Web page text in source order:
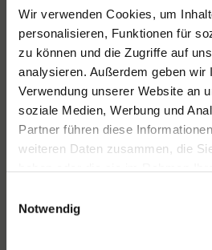
Wir verwenden Cookies, um
personalisieren, Funktionen für
zu können und die Zugriffe auf
analysieren. Außerdem geben wir
Verwendung unserer Website an
soziale Medien, Werbung und
Partner führen diese
weiteren Daten zusammen, die
Notwendig
Für alle Ihre
und Feste
Hansen Events ist Ihr
Veranstaltungen von groß
Lesen Sie mehr